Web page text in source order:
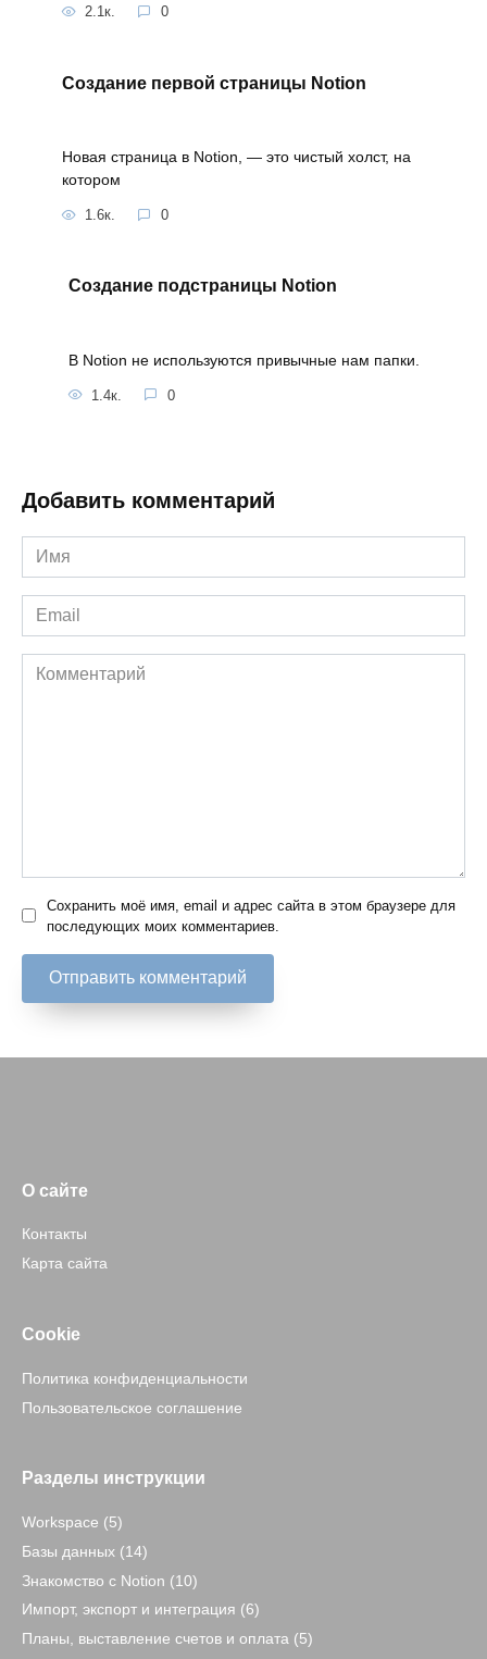
2.1к. 0
Создание первой страницы Notion
Новая страница в Notion, — это чистый холст, на
котором
1.6к. 0
Создание подстраницы Notion
В Notion не используются привычные нам папки.
1.4к. 0
Добавить комментарий
Имя
*
Email
*
Комментарий
Сохранить моё имя, email и адрес сайта в этом браузере для
последующих моих комментариев.
О сайте
Контакты
Карта сайта
Cookie
Политика конфиденциальности
Пользовательское соглашение
Разделы инструкции
Workspace (5)
Базы данных (14)
Знакомство c Notion (10)
Импорт, экспорт и интеграция (6)
Планы, выставление счетов и оплата (5)